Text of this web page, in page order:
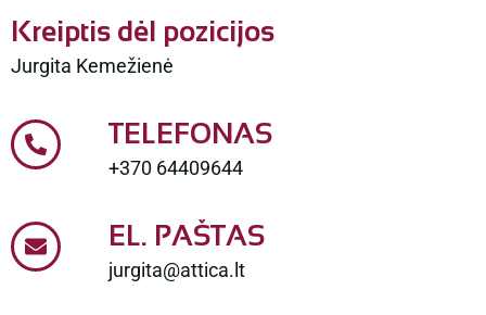
Kreiptis dėl pozicijos
Jurgita Kemežienė
TELEFONAS
+370 64409644
EL. PAŠTAS
jurgita@attica.lt